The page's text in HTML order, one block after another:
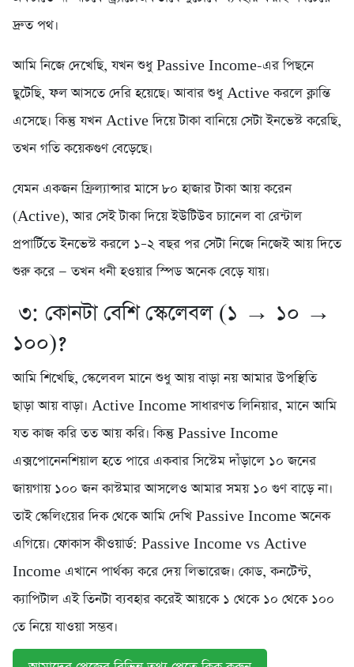
দ্রুত পথ।
আমি নিজে দেখেছি, যখন শুধু Passive Income-এর পিছনে
ছুটেছি, ফল আসতে দেরি হয়েছে। আবার শুধু Active করলে ক্লান্তি
এসেছে। কিন্তু যখন Active দিয়ে টাকা বানিয়ে সেটা ইনভেস্ট করেছি,
তখন গতি কয়েকগুণ বেড়েছে।
যেমন একজন ফ্রিল্যান্সার মাসে ৮০ হাজার টাকা আয় করেন
(Active), আর সেই টাকা দিয়ে ইউটিউব চ্যানেল বা রেন্টাল
প্রপার্টিতে ইনভেস্ট করলে ১–২ বছর পর সেটা নিজে নিজেই আয় দিতে
শুরু করে — তখন ধনী হওয়ার স্পিড অনেক বেড়ে যায়।
৩: কোনটা বেশি স্কেলেবল (১ → ১০ →
১০০)?
আমি শিখেছি, স্কেলেবল মানে শুধু আয় বাড়া নয় আমার উপস্থিতি
ছাড়া আয় বাড়া। Active Income সাধারণত লিনিয়ার, মানে আমি
যত কাজ করি তত আয় করি। কিন্তু Passive Income
এক্সপোনেনশিয়াল হতে পারে একবার সিস্টেম দাঁড়ালে ১০ জনের
জায়গায় ১০০ জন কাস্টমার আসলেও আমার সময় ১০ গুণ বাড়ে না।
তাই স্কেলিংয়ের দিক থেকে আমি দেখি Passive Income অনেক
এগিয়ে। ফোকাস কীওয়ার্ড: Passive Income vs Active
Income এখানে পার্থক্য করে দেয় লিভারেজ। কোড, কনটেন্ট,
ক্যাপিটাল এই তিনটা ব্যবহার করেই আয়কে ১ থেকে ১০ থেকে ১০০
তে নিয়ে যাওয়া সম্ভব।